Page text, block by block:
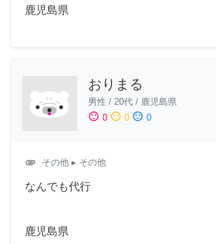
鹿児島県
おりまる
男性 / 20代 / 鹿児島県
sentiment_satisfied 0 sentiment_neutral 0 sentiment_dissatisfied 0
attachment その他 ▸ その他
なんでも代行
鹿児島県